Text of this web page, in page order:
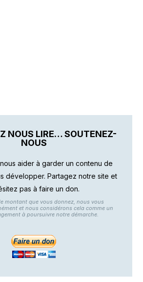
NOUS LIRE… SOUTENEZ-
NOUS
aider à garder un contenu de
développer. Partagez notre site et
pas à faire un don.
montant que vous donnez, nous vous
et nous considérons cela comme un
à poursuivre notre démarche.